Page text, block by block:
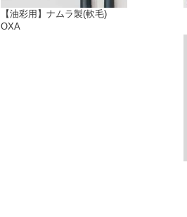
【油彩用】ナムラ製(軟毛)
OXA